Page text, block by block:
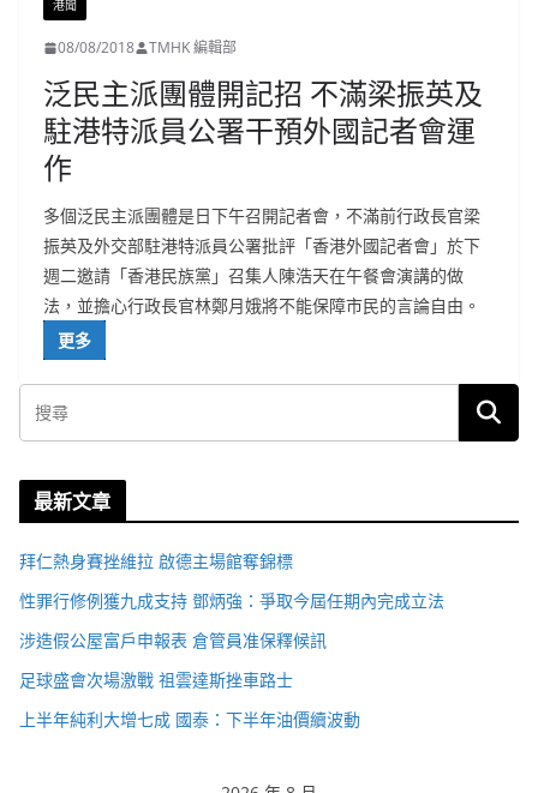
港聞
08/08/2018 TMHK 編輯部
泛民主派團體開記招 不滿梁振英及
駐港特派員公署干預外國記者會運
作
多個泛民主派團體是日下午召開記者會，不滿前行政長官梁
振英及外交部駐港特派員公署批評「香港外國記者會」於下
週二邀請「香港民族黨」召集人陳浩天在午餐會演講的做
法，並擔心行政長官林鄭月娥將不能保障市民的言論自由。
更多
最新文章
拜仁熱身賽挫維拉 啟德主場館奪錦標
性罪行修例獲九成支持 鄧炳強：爭取今屆任期內完成立法
涉造假公屋富戶申報表 倉管員准保釋候訊
足球盛會次場激戰 祖雲達斯挫車路士
上半年純利大增七成 國泰：下半年油價續波動